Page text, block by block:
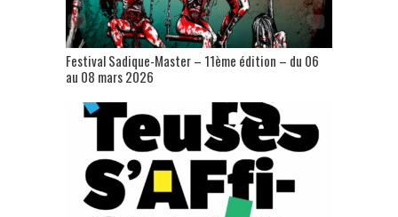
Festival Sadique-Master – 11ème édition – du 06
au 08 mars 2026